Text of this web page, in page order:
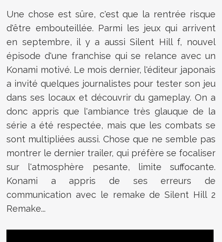
Une chose est sûre, c'est que la rentrée risque
d'être embouteillée. Parmi les jeux qui arrivent
en septembre, il y a aussi Silent Hill f, nouvel
épisode d'une franchise qui se relance avec un
Konami motivé. Le mois dernier, l'éditeur japonais
a invité quelques journalistes pour tester son jeu
dans ses locaux et découvrir du gameplay. On a
donc appris que l'ambiance très glauque de la
série a été respectée, mais que les combats se
sont multipliées aussi. Chose que ne semble pas
montrer le dernier trailer, qui préfère se focaliser
sur l'atmosphère pesante, limite suffocante.
Konami a appris de ses erreurs de
communication avec le remake de Silent Hill 2
Remake...